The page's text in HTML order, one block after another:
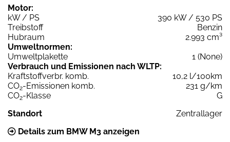
Motor:
kW / PS
390 kW / 530 PS
Treibstoff
Benzin
Hubraum
2.993 cm³
Umweltnormen:
Umweltplakette
1 (None)
Verbrauch und Emissionen nach WLTP:
Kraftstoffverbr. komb.
10,2 l/100km
CO2-Emissionen komb.
231 g/km
CO2-Klasse
G
Standort
Zentrallager
Details zum BMW M3 anzeigen